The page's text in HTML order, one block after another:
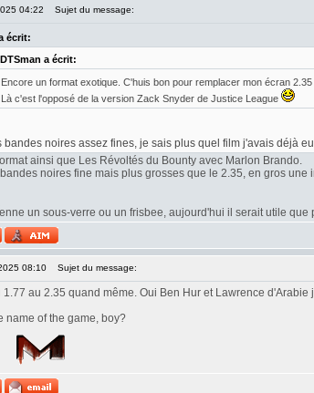
04:22 Sujet du message:
écrit:
DTSman a écrit:
Encore un format exotique. C'huis bon pour remplacer mon écran
Là c'est l'opposé de la version Zack Snyder de Justice League
bandes noires assez fines, je sais plus quel film j'avais déjà
ainsi que Les Révoltés du Bounty avec Marlon Brando.
noires fine mais plus grosses que le 2.35, en gros
un sous-verre ou un frisbee, aujourd'hui il serait utile que
08:10 Sujet du message:
1.77 au 2.35 quand même. Oui Ben Hur et Lawrence d'Arabie
name of the game, boy?